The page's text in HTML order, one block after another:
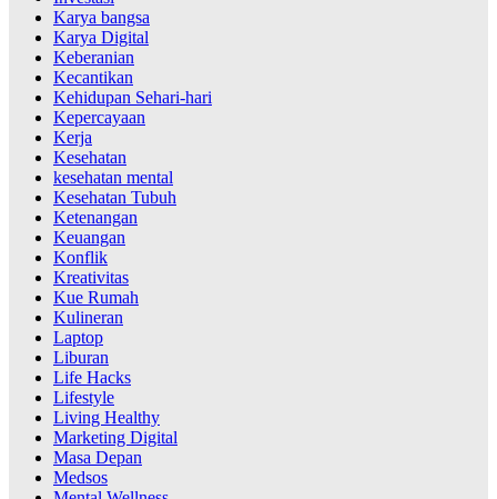
Karya bangsa
Karya Digital
Keberanian
Kecantikan
Kehidupan Sehari-hari
Kepercayaan
Kerja
Kesehatan
kesehatan mental
Kesehatan Tubuh
Ketenangan
Keuangan
Konflik
Kreativitas
Kue Rumah
Kulineran
Laptop
Liburan
Life Hacks
Lifestyle
Living Healthy
Marketing Digital
Masa Depan
Medsos